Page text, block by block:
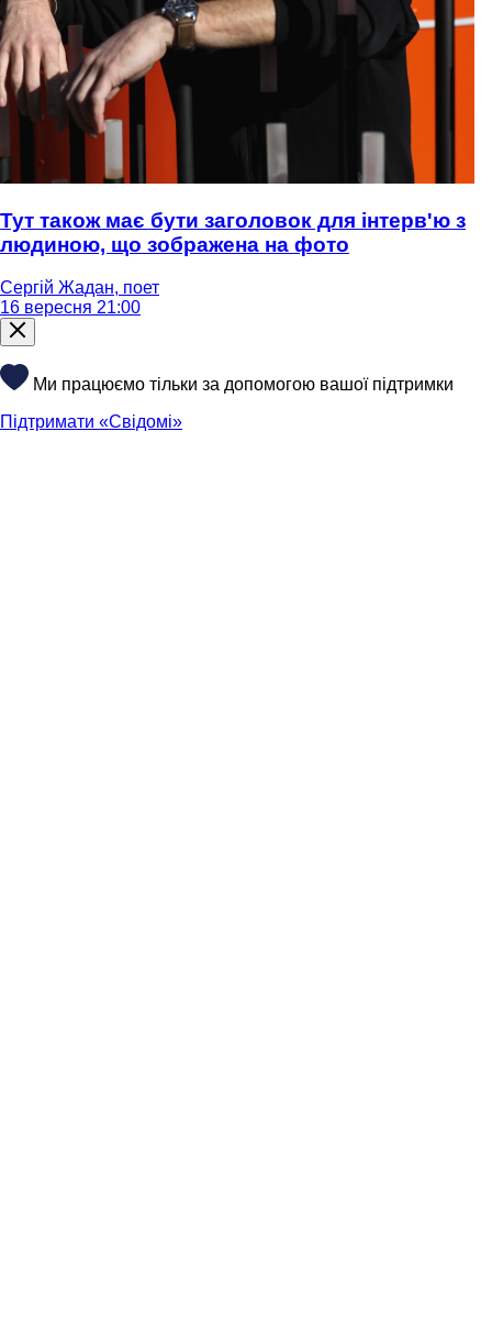
Тут також має бути заголовок для інтерв'ю з
людиною, що зображена на фото
Сергій Жадан, поет
16 вересня 21:00
Ми працюємо тільки за допомогою вашої підтримки
Підтримати «Свідомі»